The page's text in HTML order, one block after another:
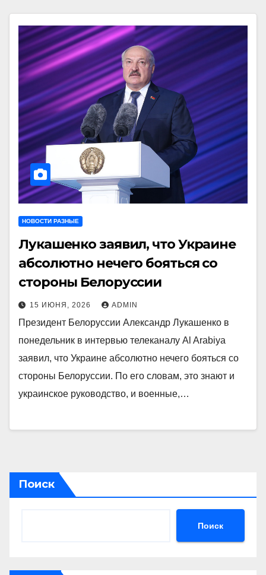
НОВОСТИ РАЗНЫЕ
Лукашенко заявил, что Украине
абсолютно нечего бояться со
стороны Белоруссии
15 ИЮНЯ, 2026 ADMIN
Президент Белоруссии Александр Лукашенко в
понедельник в интервью телеканалу Al Arabiya
заявил, что Украине абсолютно нечего бояться со
стороны Белоруссии. По его словам, это знают и
украинское руководство, и военные,…
Поиск
Поиск